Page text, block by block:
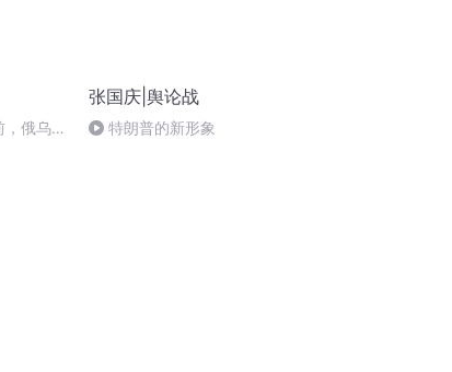
俄乌冲
张国庆|舆论战
特朗普的新形象